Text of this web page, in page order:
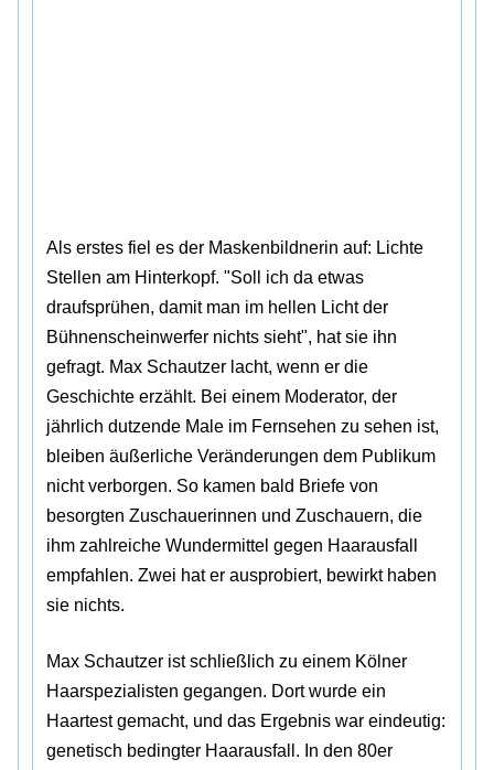
Als erstes fiel es der Maskenbildnerin auf: Lichte
Stellen am Hinterkopf. "Soll ich da etwas
draufsprühen, damit man im hellen Licht der
Bühnenscheinwerfer nichts sieht", hat sie ihn
gefragt. Max Schautzer lacht, wenn er die
Geschichte erzählt. Bei einem Moderator, der
jährlich dutzende Male im Fernsehen zu sehen ist,
bleiben äußerliche Veränderungen dem Publikum
nicht verborgen. So kamen bald Briefe von
besorgten Zuschauerinnen und Zuschauern, die
ihm zahlreiche Wundermittel gegen Haarausfall
empfahlen. Zwei hat er ausprobiert, bewirkt haben
sie nichts.
Max Schautzer ist schließlich zu einem Kölner
Haarspezialisten gegangen. Dort wurde ein
Haartest gemacht, und das Ergebnis war eindeutig:
genetisch bedingter Haarausfall. In den 80er